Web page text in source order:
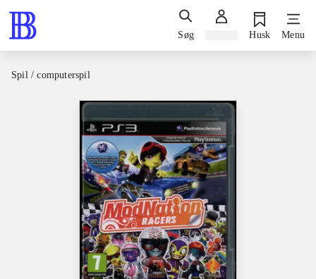
Søg Husk Menu
Spil / computerspil